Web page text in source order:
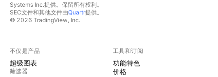
Systems Inc.提供。保留所有权利。
SEC文件和其他文件由Quartr提供。
© 2026 TradingView, Inc.
不仅是产品
超级图表
筛选器
工具和订阅
功能特色
价格